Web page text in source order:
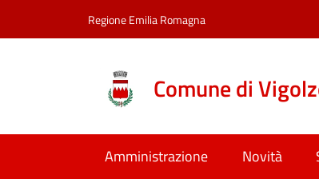
Regione Emilia Romagna
Comune di
Amministrazione Novità